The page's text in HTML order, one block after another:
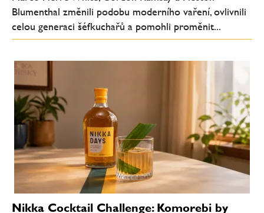
Blumenthal změnili podobu moderního vaření, ovlivnili
celou generaci šéfkuchařů a pomohli proměnit...
Nikka Cocktail Challenge: Komorebi by